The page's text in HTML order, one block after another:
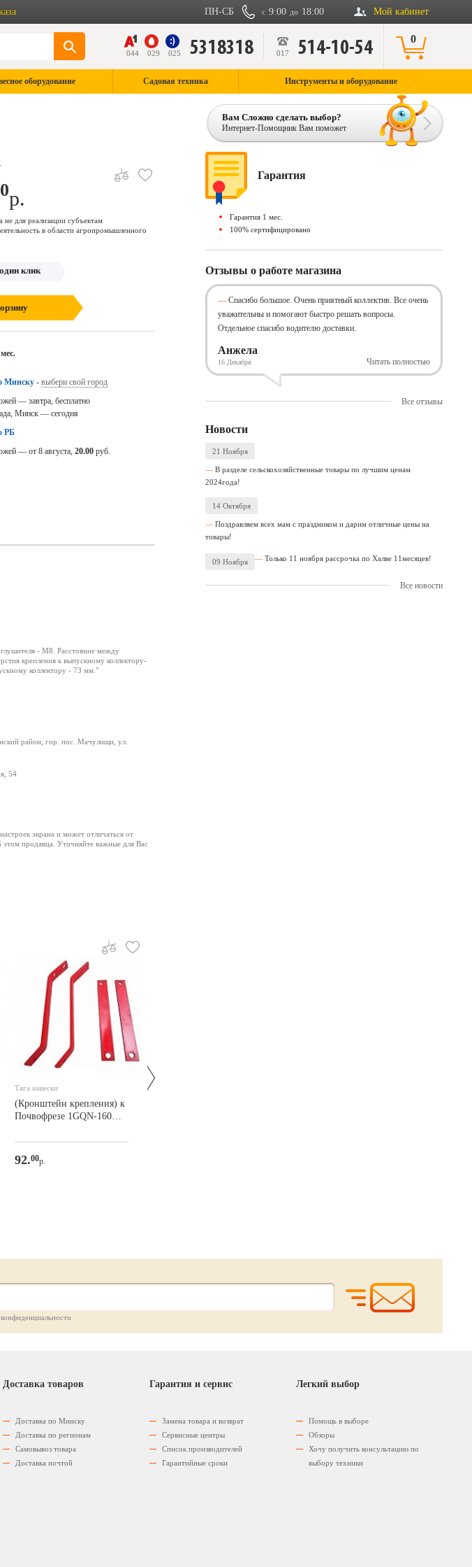
Мой кабинет
с 9:00 до 18:00
ПН-СБ
044 029 025 5318318 017 514-10-54 0
оборудование Садовая техника Инструменты и оборудование
Вам Сложно сделать выбор?
Интернет-Помощник Вам поможет
р.
для реализации субъектам
в области агропромышленного
клик
Минску- выбери свой город
— завтра, бесплатно
Минск — сегодня
РБ
— от 8 августа, 20.00 руб.
- М8. Расстояние между
крепления к выпускному коллектору-
коллектору - 73 мм."
район, гор. пос. Мачулищи, ул.
54
экрана и может отличаться от
этом продавца. Уточняйте важные для Вас
Тяга навески
(Кронштейн крепления) к
Почвофрезе 1GQN-160
шт.)
92.00р.
Гарантия
Гарантия 1 мес.
100% сертифицировано
Отзывы о работе магазина
Спасибо большое. Очень приятный коллектив. Все очень
уважительны и помогают быстро решать вопросы.
Отдельное спасибо водителю доставки.
Анжела
16 Декабря Читать полностью
Все отзывы
Новости
21 Ноября
В разделе сельскохозяйственные товары по лучшим ценам
2024года!
14 Октября
Поздравляем всех мам с праздником и дарим отличные цены на
товары!
09 Ноября Только 11 ноября рассрочка по Халве 11месяцев!
Все новости
Доставка товаров
Доставка по Минску
Доставка по регионам
Самовывоз товара
Доставка почтой
Гарантия и сервис
Замена товара и возврат
Сервисные центры
Список производителей
Гарантийные сроки
Легкий выбор
Помощь в выборе
Обзоры
Хочу получить консультацию по
выбору техники